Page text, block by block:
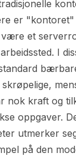
er "kontoret"
være et
I
nok kraft og
oppgaver.
utmerker
på den